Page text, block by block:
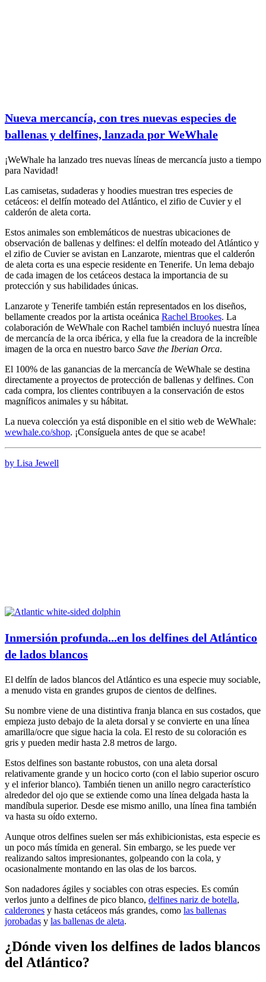
Nueva mercancía, con tres nuevas especies de
ballenas y delfines, lanzada por WeWhale
¡WeWhale ha lanzado tres nuevas líneas de mercancía justo a tiempo
para Navidad!
Las camisetas, sudaderas y hoodies muestran tres especies de
cetáceos: el delfín moteado del Atlántico, el zifio de Cuvier y el
calderón de aleta corta.
Estos animales son emblemáticos de nuestras ubicaciones de
observación de ballenas y delfines: el delfín moteado del Atlántico y
el zifio de Cuvier se avistan en Lanzarote, mientras que el calderón
de aleta corta es una especie residente en Tenerife. Un lema debajo
de cada imagen de los cetáceos destaca la importancia de su
protección y sus habilidades únicas.
Lanzarote y Tenerife también están representados en los diseños,
bellamente creados por la artista oceánica Rachel Brookes. La
colaboración de WeWhale con Rachel también incluyó nuestra línea
de mercancía de la orca ibérica, y ella fue la creadora de la increíble
imagen de la orca en nuestro barco Save the Iberian Orca.
El 100% de las ganancias de la mercancía de WeWhale se destina
directamente a proyectos de protección de ballenas y delfines. Con
cada compra, los clientes contribuyen a la conservación de estos
magníficos animales y su hábitat.
La nueva colección ya está disponible en el sitio web de WeWhale:
wewhale.co/shop. ¡Consíguela antes de que se acabe!
by Lisa Jewell
Inmersión profunda...en los delfines del Atlántico
de lados blancos
El delfín de lados blancos del Atlántico es una especie muy sociable,
a menudo vista en grandes grupos de cientos de delfines.
Su nombre viene de una distintiva franja blanca en sus costados, que
empieza justo debajo de la aleta dorsal y se convierte en una línea
amarilla/ocre que sigue hacia la cola. El resto de su coloración es
gris y pueden medir hasta 2.8 metros de largo.
Estos delfines son bastante robustos, con una aleta dorsal
relativamente grande y un hocico corto (con el labio superior oscuro
y el inferior blanco). También tienen un anillo negro característico
alrededor del ojo que se extiende como una línea delgada hasta la
mandíbula superior. Desde ese mismo anillo, una línea fina también
va hasta su oído externo.
Aunque otros delfines suelen ser más exhibicionistas, esta especie es
un poco más tímida en general. Sin embargo, se les puede ver
realizando saltos impresionantes, golpeando con la cola, y
ocasionalmente montando en las olas de los barcos.
Son nadadores ágiles y sociables con otras especies. Es común
verlos junto a delfines de pico blanco, delfines nariz de botella,
calderones y hasta cetáceos más grandes, como las ballenas
jorobadas y las ballenas de aleta.
¿Dónde viven los delfines de lados blancos
del Atlántico?